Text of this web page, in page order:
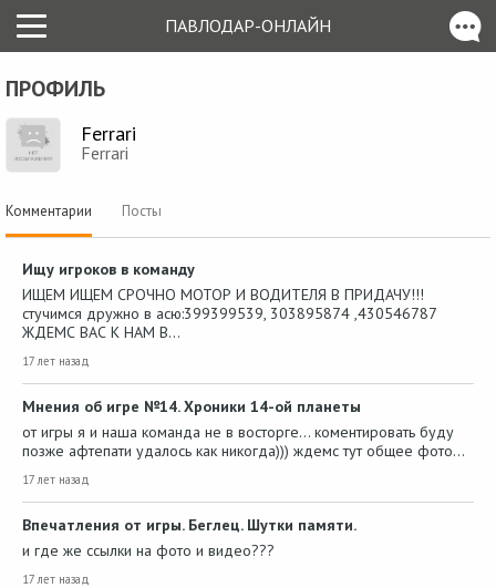
ПАВЛОДАР-ОНЛАЙН
ПРОФИЛЬ
Ferrari
Ferrari
Комментарии Посты
Ищу игроков в команду
ИЩЕМ ИЩЕМ СРОЧНО МОТОР И ВОДИТЕЛЯ В ПРИДАЧУ!!!
стучимся дружно в асю:399399539, 303895874 ,430546787
ЖДЕМС ВАС К НАМ В…
17 лет назад
Мнения об игре №14. Хроники 14-ой планеты
от игры я и наша команда не в восторге... коментировать буду
позже афтепати удалось как никогда))) ждемс тут общее фото…
17 лет назад
Впечатления от игры. Беглец. Шутки памяти.
и где же ссылки на фото и видео???
17 лет назад